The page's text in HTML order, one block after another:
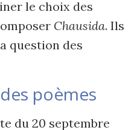
le choix des
Chausida. Ils
question des
poèmes
du 20 septembre